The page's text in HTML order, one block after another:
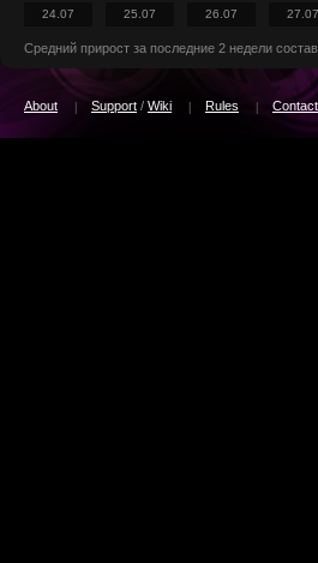
24.07
25.07
26.07
27.07
Средний прирост за последние 2 недели
About Support / Wiki Rules